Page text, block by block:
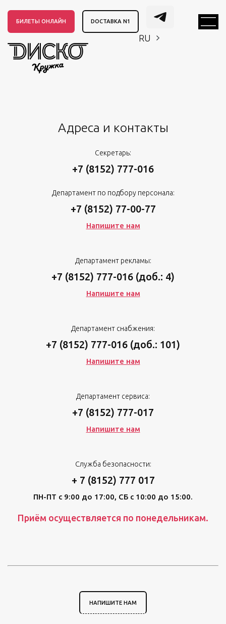
БИЛЕТЫ ОНЛАЙН DОСТАВКА N1
RU
Адреса и контакты
Секретарь:
+7 (8152) 777-016
Департамент по подбору персонала:
+7 (8152) 77-00-77
Напишите нам
Департамент рекламы:
+7 (8152) 777-016 (доб.: 4)
Напишите нам
Департамент снабжения:
+7 (8152) 777-016 (доб.: 101)
Напишите нам
Департамент сервиса:
+7 (8152) 777-017
Напишите нам
Служба безопасности:
+ 7 (8152) 777 017
ПН-ПТ с 9:00 до 17:00, СБ с 10:00 до 15:00.
Приём осуществляется по понедельникам.
НАПИШИТЕ НАМ
CH